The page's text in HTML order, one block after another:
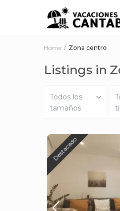
Home Zona centro
Listings in
Todos los
tamaños
Destacado